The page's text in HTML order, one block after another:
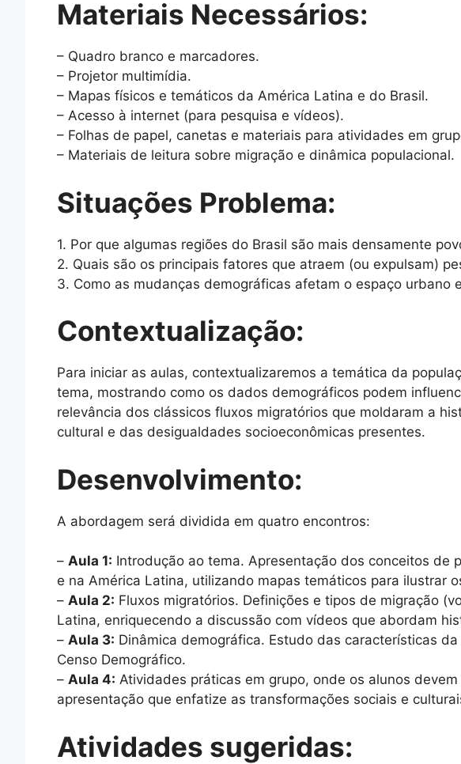
Materiais Necessários:
– Quadro branco e marcadores.
– Projetor multimídia.
– Mapas físicos e temáticos da América Latina e do Brasil.
– Acesso à internet (para pesquisa e vídeos).
– Folhas de papel, canetas e materiais para atividades em
– Materiais de leitura sobre migração e dinâmica populacional.
Situações Problema:
1. Por que algumas regiões do Brasil são mais densamente
2. Quais são os principais fatores que atraem (ou expulsam)
3. Como as mudanças demográficas afetam o espaço urbano
Contextualização:
Para iniciar as aulas, contextualizaremos a temática da
tema, mostrando como os dados demográficos podem
relevância dos clássicos fluxos migratórios que moldaram a
cultural e das desigualdades socioeconômicas presentes.
Desenvolvimento:
A abordagem será dividida em quatro encontros:
– Aula 1: Introdução ao tema. Apresentação dos conceitos de
e na América Latina, utilizando mapas temáticos para ilustrar
– Aula 2: Fluxos migratórios. Definições e tipos de migração
Latina, enriquecendo a discussão com vídeos que abordam
– Aula 3: Dinâmica demográfica. Estudo das características
Censo Demográfico.
– Aula 4: Atividades práticas em grupo, onde os alunos
apresentação que enfatize as transformações sociais e
Atividades sugeridas: